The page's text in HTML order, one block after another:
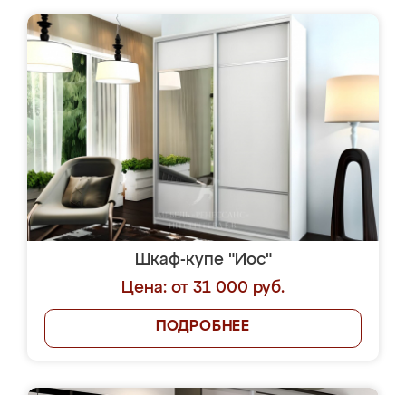
Шкаф-купе "Иос"
Цена: от 31 000 руб.
ПОДРОБНЕЕ